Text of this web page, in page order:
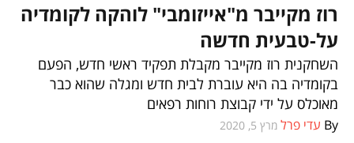
משחקים
ביקורות משחקים
רוז מקייבר מ"אייזומבי" לוהקה לקומדיה
על-טבעית חדשה
השחקנית רוז מקייבר מקבלת תפקיד ראשי חדש, הפעם
בקומדיה בה היא עוברת לבית חדש ומגלה שהוא כבר
מאוכלס על ידי קבוצת רוחות רפאים
By עדי פרל מרץ 5, 2020